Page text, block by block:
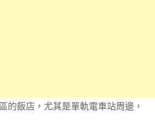
的飯店，尤其是單軌電車站周邊，